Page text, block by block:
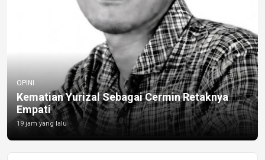
OPINI
Kematian Yurizal Sebagai Cermin Retaknya
Empati
19 jam yang lalu